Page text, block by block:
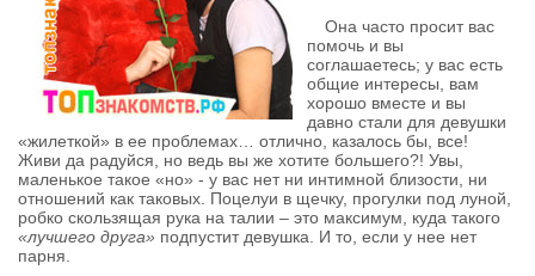
Она часто просит вас
помочь и вы
соглашаетесь; у вас есть
общие интересы, вам
хорошо вместе и вы
давно стали для девушки
«жилеткой» в ее проблемах… отлично, казалось бы, все!
Живи да радуйся, но ведь вы же хотите большего?! Увы,
маленькое такое «но» - у вас нет ни интимной близости, ни
отношений как таковых. Поцелуи в щечку, прогулки под луной,
робко скользящая рука на талии – это максимум, куда такого
«лучшего друга» подпустит девушка. И то, если у нее нет
парня.